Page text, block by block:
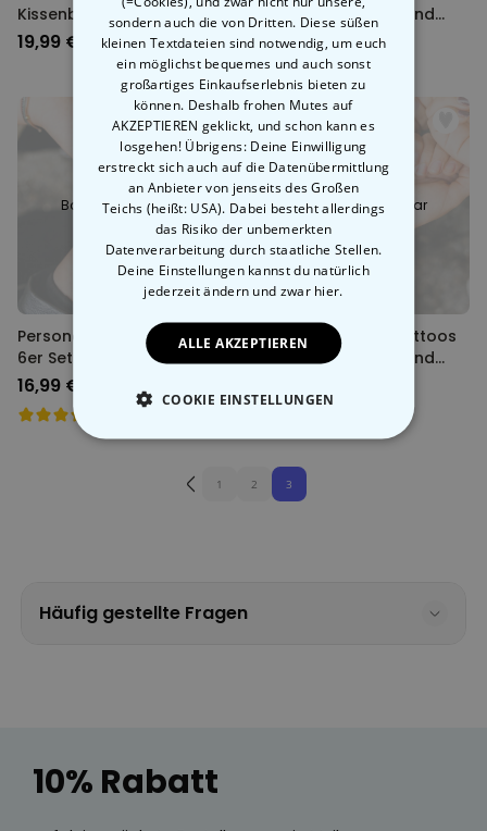
Kissenbezug mit Foto und
Text
19,99 €
4er Set mit Gesicht und
Text
16,99 €
Bald wieder lieferbar
Personalisierbare Tattoos
6er Set mit Gesicht und
Text
16,99 €
Bald wieder lieferbar
Personalisierbare Tattoos
4er Set mit Gesicht und
1 2 3
Häufig gestellte Fragen
10% Rabatt
sondern auch die von Dritten. Diese süßen
kleinen Textdateien sind notwendig, um euch
ein möglichst bequemes und auch sonst
großartiges Einkaufserlebnis bieten zu
können. Deshalb frohen Mutes auf
AKZEPTIEREN geklickt, und schon kann es
losgehen! Übrigens: Deine Einwilligung
erstreckt sich auch auf die Datenübermittlung
an Anbieter von jenseits des Großen
Teichs (heißt: USA). Dabei besteht allerdings
das Risiko der unbemerkten
Datenverarbeitung durch staatliche Stellen.
Deine Einstellungen kannst du natürlich
jederzeit ändern und zwar hier.
ALLE AKZEPTIEREN
COOKIE EINSTELLUNGEN
ESSENTIELL